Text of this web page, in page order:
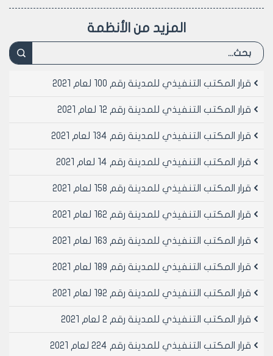
المزيد من الأنظمة
قرار المكتب التنفيذي للمدينة رقم 100 لعام 2021
قرار المكتب التنفيذي للمدينة رقم 12 لعام 2021
قرار المكتب التنفيذي للمدينة رقم 134 لعام 2021
قرار المكتب التنفيذي للمدينة رقم 14 لعام 2021
قرار المكتب التنفيذي للمدينة رقم 158 لعام 2021
قرار المكتب التنفيذي للمدينة رقم 162 لعام 2021
قرار المكتب التنفيذي للمدينة رقم 163 لعام 2021
قرار المكتب التنفيذي للمدينة رقم 189 لعام 2021
قرار المكتب التنفيذي للمدينة رقم 192 لعام 2021
قرار المكتب التنفيذي للمدينة رقم 2 لعام 2021
قرار المكتب التنفيذي للمدينة رقم 224 لعام 2021